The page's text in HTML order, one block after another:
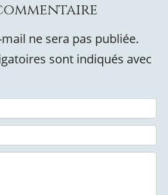
ne sera pas publiée.
sont indiqués avec